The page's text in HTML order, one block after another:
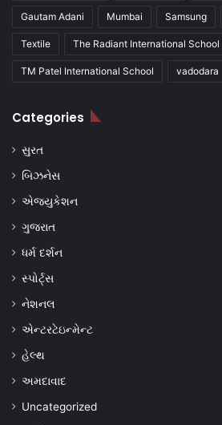
Gautam Adani Mumbai Samsung
Textile The Radiant International School
TM Patel International School vadodara
Categories
સુરત
બિઝનેસ
એજ્યુકેશન
ગુજરાત
ધર્મ દર્શન
સ્પોર્ટ્સ
નેશનલ
એન્ટરટેઇન્મેન્ટ
હેલ્થ
અમદાવાદ
Uncategorized